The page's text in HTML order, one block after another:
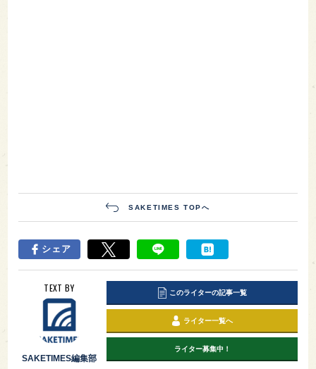
SAKETIMES TOPへ
シェア
TEXT BY
SAKETIMES編集部
このライターの記事一覧
ライター一覧へ
ライター募集中！